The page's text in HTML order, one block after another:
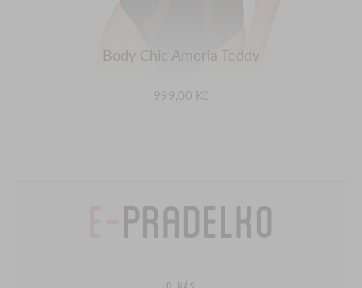
Body Chic Amoria Teddy
999,00 Kč